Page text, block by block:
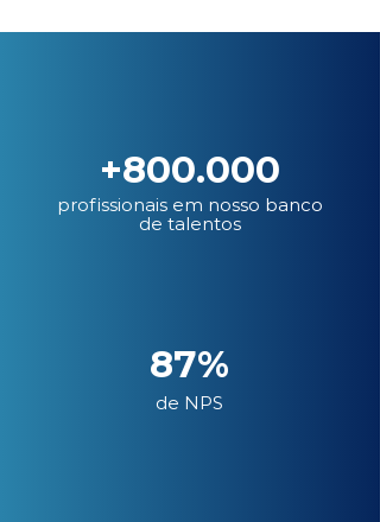
+800.000
profissionais em nosso banco
de talentos
87%
de NPS